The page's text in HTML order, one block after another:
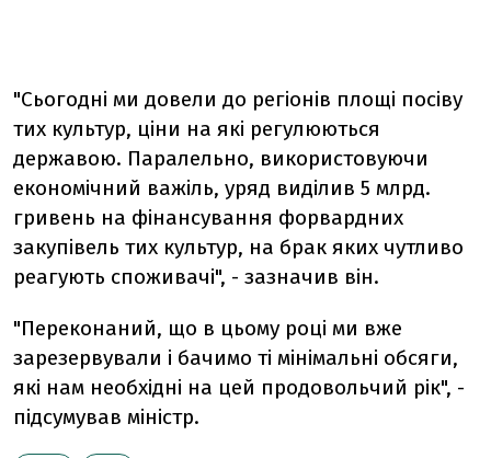
"Сьогодні ми довели до регіонів площі посіву
тих культур, ціни на які регулюються
державою. Паралельно, використовуючи
економічний важіль, уряд виділив 5 млрд.
гривень на фінансування форвардних
закупівель тих культур, на брак яких чутливо
реагують споживачі", - зазначив він.
"Переконаний, що в цьому році ми вже
зарезервували і бачимо ті мінімальні обсяги,
які нам необхідні на цей продовольчий рік", -
підсумував міністр.